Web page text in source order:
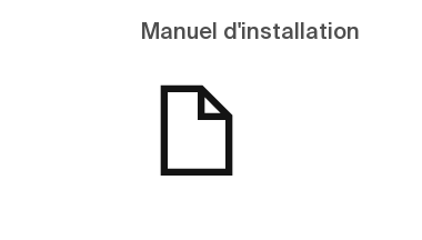
Manuel d'installation